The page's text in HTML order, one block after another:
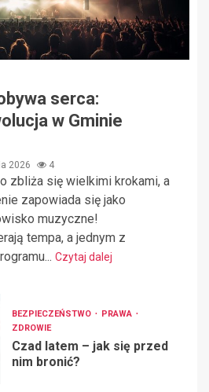
serca:
w Gminie
2026 4
zbliża się wielkimi krokami, a
zapowiada się jako
muzyczne!
tempa, a jednym z
Czytaj dalej
BEZPIECZEŃSTWO
PRAWA
ZDROWIE
Czad latem – jak się przed
nim bronić?